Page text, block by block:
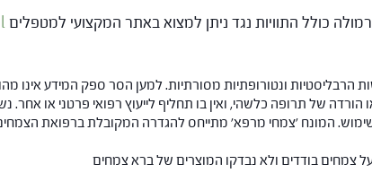
כולל התוויות נגד ניתן למצוא באתר המקצועי למטפלים
הרבליסטיות ונטורופתיות מסורתיות. למען הסר ספק המידע אינו
הורדה של תרופה כלשהי, ואין בו תחליף לייעוץ רפואי פרטני או
המונח 'צמחי מרפא' מתייחס להגדרה המקובלת ברפואת
על צמחים בודדים ולא נבדקו המוצרים של ברא צמחים